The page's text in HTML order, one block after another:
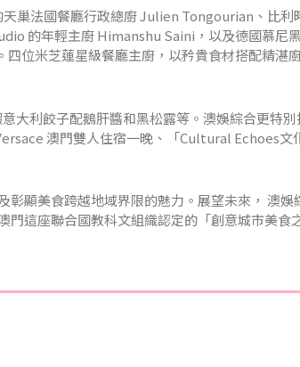
天巢法國餐廳行政總廚 Julien Tongourian、比
的年輕主廚 Himanshu Saini，以及德國慕尼
位米芝蓮星級餐廳主廚，以矜貴食材搭配精湛
大利餃子配鵝肝醬和黑松露等。澳娛綜合更特
澳門雙人住宿一晚、「Cultural Echoes文
顯美食跨越地域界限的魅力。展望未來， 澳娛
門這座聯合國教科文組織認定的「創意城市美食